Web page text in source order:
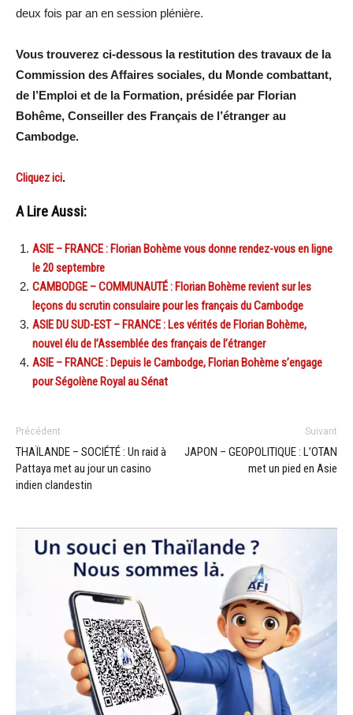
deux fois par an en session plénière.
Vous trouverez ci-dessous la restitution des travaux de la
Commission des Affaires sociales, du Monde combattant,
de l’Emploi et de la Formation, présidée par Florian
Bohême, Conseiller des Français de l’étranger au
Cambodge.
Cliquez ici.
A Lire Aussi:
ASIE – FRANCE : Florian Bohème vous donne rendez-vous en ligne
le 20 septembre
CAMBODGE – COMMUNAUTÉ : Florian Bohème revient sur les
leçons du scrutin consulaire pour les français du Cambodge
ASIE DU SUD-EST – FRANCE : Les vérités de Florian Bohème,
nouvel élu de l’Assemblée des français de l’étranger
ASIE – FRANCE : Depuis le Cambodge, Florian Bohème s’engage
pour Ségolène Royal au Sénat
Précédent
THAÏLANDE – SOCIÉTÉ : Un raid à
Pattaya met au jour un casino
indien clandestin
Suivant
JAPON – GEOPOLITIQUE : L’OTAN
met un pied en Asie